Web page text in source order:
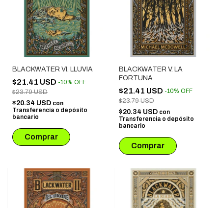
BLACKWATER VI. LLUVIA
$21.41 USD -10% OFF
$23.79 USD
$20.34 USD con
Transferencia o depósito
bancario
BLACKWATER V. LA
FORTUNA
$21.41 USD -10% OFF
$23.79 USD
$20.34 USD con
Transferencia o depósito
bancario